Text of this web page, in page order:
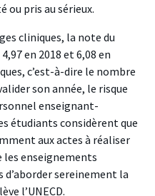
ou pris au sérieux.
cliniques, la note du
en 2018 et 6,08 en
c’est-à-dire le nombre
son année, le risque
enseignant-
étudiants considèrent que
aux actes à réaliser
les enseignements
sereinement la
l’UNECD.